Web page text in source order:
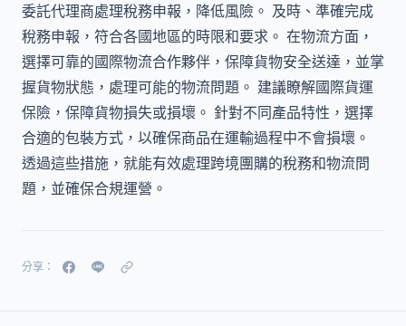
委託代理商處理稅務申報，降低風險。 及時、準確完成
稅務申報，符合各國地區的時限和要求。 在物流方面，
選擇可靠的國際物流合作夥伴，保障貨物安全送達，並掌
握貨物狀態，處理可能的物流問題。 建議瞭解國際貨運
保險，保障貨物損失或損壞。 針對不同產品特性，選擇
合適的包裝方式，以確保商品在運輸過程中不會損壞。
透過這些措施，就能有效處理跨境團購的稅務和物流問
題，並確保合規運營。
分享：